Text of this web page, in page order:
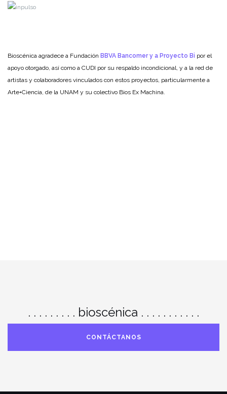
Bioscénica agradece a Fundación BBVA Bancomer y a Proyecto Bi por el
apoyo otorgado, así como a CUDI por su respaldo incondicional, y a la red de
artistas y colaboradores vinculados con estos proyectos, particularmente a
Arte+Ciencia, de la UNAM y su colectivo Bios Ex Machina.
. . . . . . . . . bioscénica . . . . . . . . . . .
CONTÁCTANOS